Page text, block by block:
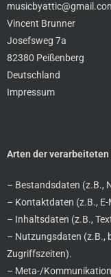
Vincent Brunner
Josefsweg 7a
82380 Peißenberg
Deutschland
Impressum
Arten der verarbeiteten
– Bestandsdaten (z.B.,
– Kontaktdaten (z.B.,
– Inhaltsdaten (z.B.,
– Nutzungsdaten (z.B.,
Zugriffszeiten).
– Meta-/